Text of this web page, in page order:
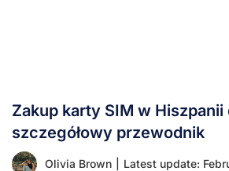
Zakup karty SIM w
szczegółowy przewodnik
Olivia Brown Latest update: